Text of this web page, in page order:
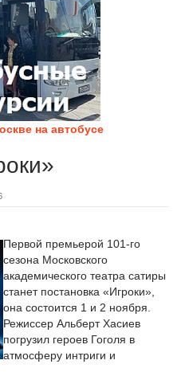
на автобусе
Первой премьерой 101-го
сезона Московского
академического театра сатиры
станет постановка «Игроки»,
она состоится 1 и 2 ноября.
Режиссер Альберт Хасиев
погрузил героев Гоголя в
атмосферу интриги и